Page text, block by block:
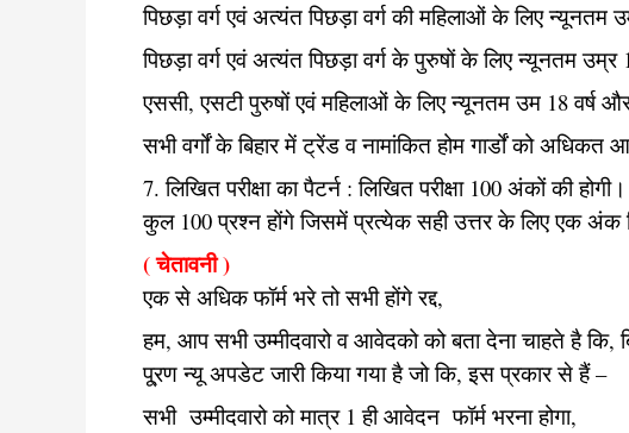
पिछड़ा वर्ग एवं अत्यंत पिछड़ा वर्ग की महिलाओं के लिए न्यूनतम
पिछड़ा वर्ग एवं अत्यंत पिछड़ा वर्ग के पुरुषों के लिए न्यूनतम
एससी, एसटी पुरुषों एवं महिलाओं के लिए न्यूनतम उम 18 वर्ष
सभी वर्गों के बिहार में ट्रेंड व नामांकित होम गार्डों को अधिकत
7. लिखित परीक्षा का पैटर्न :लिखित परीक्षा 100 अंकों की
कुल 100 प्रश्न होंगे जिसमें प्रत्येक सही उत्तर के लिए एक अंक
( चेतावनी )
एक से अधिक फॉर्म भरे तो सभी होंगे रद्द,
हम, आप सभी उम्मीदवारो व आवेदको को बता देना चाहते है कि,
पू्रण न्यू अपडेट जारी किया गया है जो कि, इस प्रकार से हैं –
सभी उम्मीदवारो को मात्र 1 ही आवेदन फॉर्म भरना होगा,